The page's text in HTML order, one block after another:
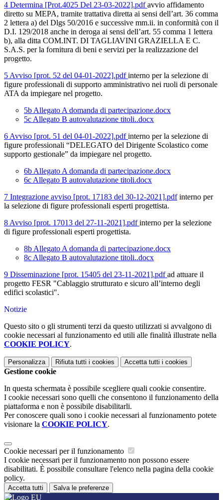
4 Determina [Prot.4025 Del 23-03-2022].pdfavvio affidamento
diretto su MEPA, tramite trattativa diretta ai sensi dell’art. 36 comma
2 lettera a) del Dlgs 50/2016 e successive mm.ii. in conformità con il
D.I. 129/2018 anche in deroga ai sensi dell’art. 55 comma 1 lettera
b), alla ditta COM.INT. DI TAGLIAVINI GRAZIELLA E C.
S.A.S. per la fornitura di beni e servizi per la realizzazione del
progetto.
5 Avviso [prot. 52 del 04-01-2022].pdfinterno per la selezione di
figure professionali di supporto amministrativo nei ruoli di personale
ATA da impiegare nel progetto.
5b Allegato A domanda di partecipazione.docx
5c Allegato B autovalutazione titoli..docx
6 Avviso [prot. 51 del 04-01-2022].pdfinterno per la selezione di
figure professionali “DELEGATO del Dirigente Scolastico come
supporto gestionale” da impiegare nel progetto.
6b Allegato A domanda di partecipazione.docx
6c Allegato B autovalutazione titoli.docx
7 Integrazione avviso [prot. 17183 del 30-12-2021].pdfinterno per
la selezione di figure professionali esperti progettista.
8 Avviso [prot. 17013 del 27-11-2021].pdfinterno per la selezione
di figure professionali esperti progettista.
8b Allegato A domanda di partecipazione.docx
8c Allegato B autovalutazione titoli..docx
9 Disseminazione [prot. 15405 del 23-11-2021].pdfad attuare il
progetto FESR "Cablaggio strutturato e sicuro all’interno degli
edifici scolastici".
Notizie
Questo sito o gli strumenti terzi da questo utilizzati si avvalgono di
cookie necessari al funzionamento ed utili alle finalità illustrate nella
COOKIE POLICY.
Personalizza Rifiuta tutti i cookies Accetta tutti i cookies
Gestione cookie
In questa schermata è possibile scegliere quali cookie consentire.
I cookie necessari sono quelli che consentono il funzionamento della
piattaforma e non è possibile disabilitarli.
Per conoscere quali sono i cookie necessari al funzionamento potete
visionare la COOKIE POLICY.
Cookie necessari per il funzionamento
I cookie necessari per il funzionamento non possono essere
disabilitati. È possibile consultare l'elenco nella pagina della cookie
policy.
Accetta tutti Salva le preferenze